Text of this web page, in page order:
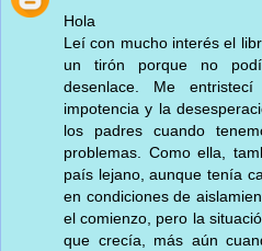
Hola
Leí con mucho interés el
un tirón porque no
desenlace. Me
impotencia y la
los padres cuando
problemas. Como ella,
país lejano, aunque tenía
en condiciones de
el comienzo, pero la
que crecía, más aún